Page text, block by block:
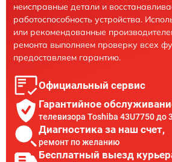
неисправные детали и
работоспособность устройства.
или рекомендованные
ремонта выполняем проверку всех
предоставляем гарантию.
Официальный сервис
Гарантийное
телевизора Toshiba 43U7750 до
Диагностика за наш счет,
ремонт по желанию
Бесплатный выезд